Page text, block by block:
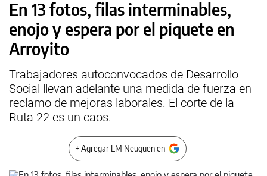
En 13 fotos, filas interminables,
enojo y espera por el piquete en
Arroyito
Trabajadores autoconvocados de Desarrollo
Social llevan adelante una medida de fuerza en
reclamo de mejoras laborales. El corte de la
Ruta 22 es un caos.
+ Agregar LM Neuquen en